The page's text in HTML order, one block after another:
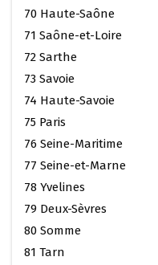
70 Haute-Saône
71 Saône-et-Loire
72 Sarthe
73 Savoie
74 Haute-Savoie
75 Paris
76 Seine-Maritime
77 Seine-et-Marne
78 Yvelines
79 Deux-Sèvres
80 Somme
81 Tarn